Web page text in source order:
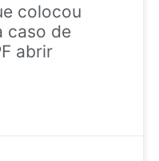
colocou
caso de
abrir